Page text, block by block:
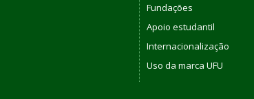
Fundações
Apoio estudantil
Internacionalização
Uso da marca UFU